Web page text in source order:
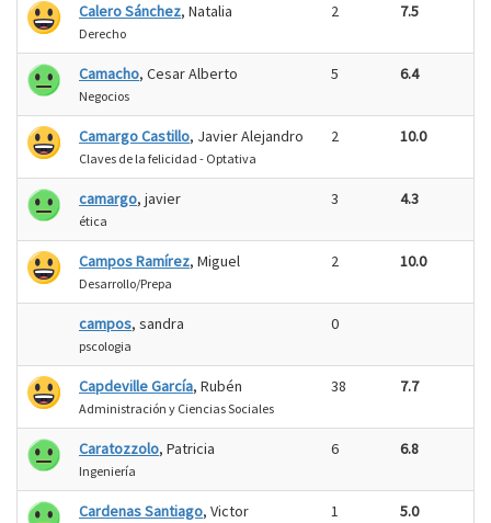
Calero Sánchez, Natalia
Derecho
2 7.5
Camacho, Cesar Alberto
Negocios
5 6.4
Camargo Castillo, Javier Alejandro
Claves de la felicidad - Optativa
2 10.0
camargo, javier
ética
3 4.3
Campos Ramírez, Miguel
Desarrollo/Prepa
2 10.0
campos, sandra
pscologia
0
Capdeville García, Rubén
Administración y Ciencias Sociales
38 7.7
Caratozzolo, Patricia
Ingeniería
6 6.8
Cardenas Santiago, Victor 1 5.0